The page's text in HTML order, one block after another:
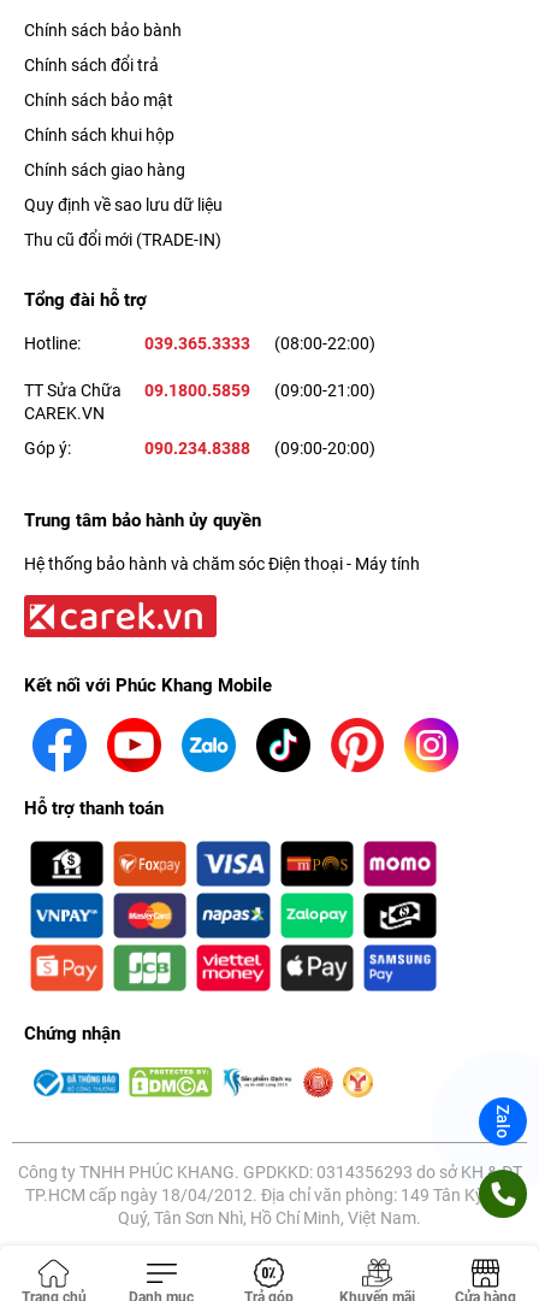
Chính sách bảo bành
Chính sách đổi trả
Chính sách bảo mật
Chính sách khui hộp
Chính sách giao hàng
Quy định về sao lưu dữ liệu
Thu cũ đổi mới (TRADE-IN)
Tổng đài hỗ trợ
Hotline: 039.365.3333 (08:00-22:00)
TT Sửa Chữa
CAREK.VN
09.1800.5859 (09:00-21:00)
Góp ý: 090.234.8388 (09:00-20:00)
Trung tâm bảo hành ủy quyền
Hệ thống bảo hành và chăm sóc Điện thoại - Máy tính
Kết nối với Phúc Khang Mobile
Hỗ trợ thanh toán
Chứng nhận
Công ty TNHH PHÚC KHANG. GPDKKD: 0314356293 do sở KH & ĐT
TP.HCM cấp ngày 18/04/2012. Địa chỉ văn phòng: 149 Tân Kỳ Tân
Quý, Tân Sơn Nhì, Hồ Chí Minh, Việt Nam.
Zalo
Trang chủ Danh mục Trả góp Khuyến mãi Cửa hàng